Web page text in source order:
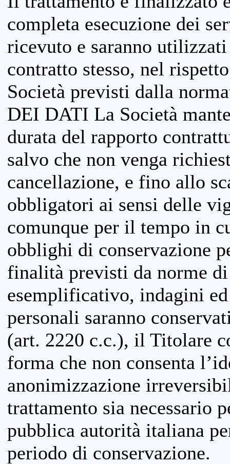
completa esecuzione dei
ricevuto e saranno
contratto stesso, nel
Società previsti dalla
DEI DATI La Società
durata del rapporto
salvo che non venga
cancellazione, e fino allo
obbligatori ai sensi delle
comunque per il tempo in
obblighi di conservazione
finalità previsti da norme
esemplificativo, indagini
personali saranno
(art. 2220 c.c.), il Titolare
forma che non consenta
anonimizzazione
trattamento sia necessario
pubblica autorità italiana
periodo di conservazione.